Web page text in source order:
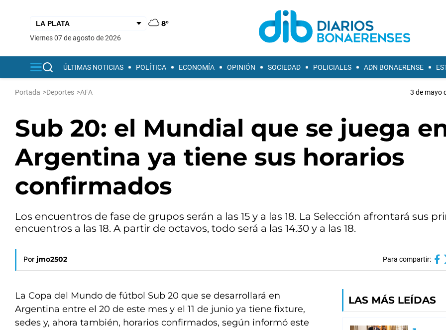
8°
viernes 07 de agosto de 2026
ÚLTIMAS NOTICIAS POLÍTICA ECONOMÍA OPINIÓN SOCIEDAD POLICIALES ADN BONAERENSE
Portada >Deportes >AFA 3 de mayo
Sub 20: el Mundial que se juega
Argentina ya tiene sus horarios
confirmados
Los encuentros de fase de grupos serán a las 15 y a las 18. La Selección afrontará sus
encuentros a las 18. A partir de octavos, todo será a las 14.30 y a las 18.
Por jmo2502 Para compartir:
La Copa del Mundo de fútbol Sub 20 que se desarrollará en
Argentina entre el 20 de este mes y el 11 de junio ya tiene fixture,
sedes y, ahora también, horarios confirmados, según informó este
LAS MÁS LEÍDAS